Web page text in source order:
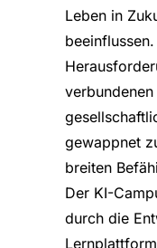
Leben in
gewappnet
breiten
Der KI-
durch die